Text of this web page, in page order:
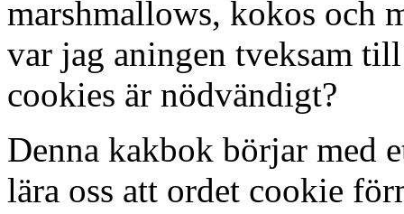
marshmallows, kokos och
var jag aningen tveksam
cookies är nödvändigt?
Denna kakbok börjar med
lära oss att ordet cookie